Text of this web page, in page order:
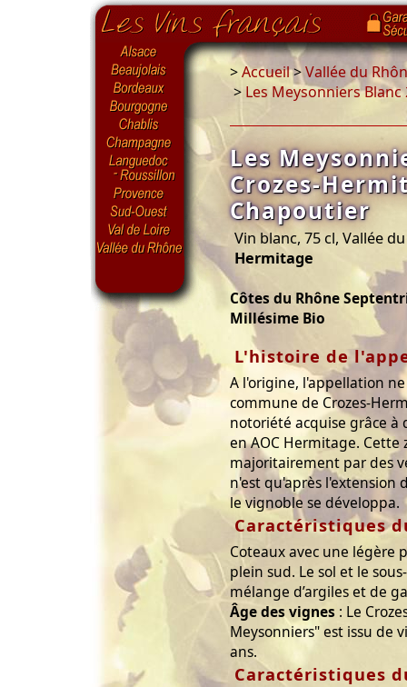
>Accueil>Vallée du
> Les Meysonniers
Les
Crozes-
Chapoutier
Vin blanc, 75 cl, Vallée
Hermitage
Côtes du Rhône
Millésime Bio
L'histoire de
A l'origine, l'appellation
commune de Crozes-
notoriété acquise grâce à
en AOC Hermitage.
majoritairement par des
n'est qu'après l'extension
le vignoble se développa.
Caractéristiques
Coteaux avec une légère
plein sud. Le sol et le
mélange d’argiles et de
Âge des vignes : Le
Meysonniers" est issu de
ans.
Caractéristiques